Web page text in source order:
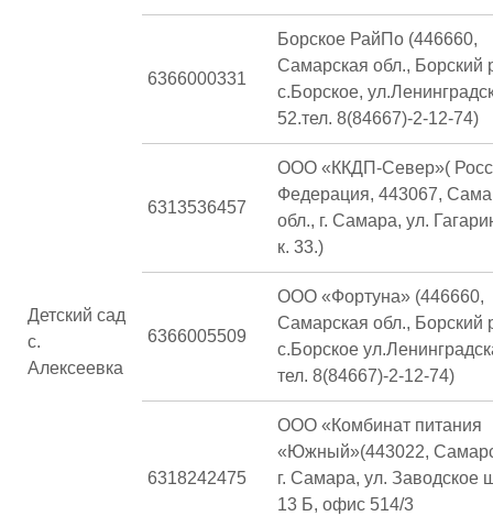
Детский сад
с.
Алексеевка
6366000331
Борское РайПо (446660,
Самарская обл., Борский
с.Борское,
52.тел. 8(84667)-2-12-74)
6313536457
ООО «ККДП-Север»(
Федерация, 443067,
обл., г. Самара, ул.
к. 33.)
6366005509
ООО «Фортуна» (446660,
Самарская обл., Борский
с.Борское
тел. 8(84667)-2-12-74)
6318242475
ООО «Комбинат питания
«Южный»(443022,
г. Самара, ул. Заводское
13 Б, офис 514/3